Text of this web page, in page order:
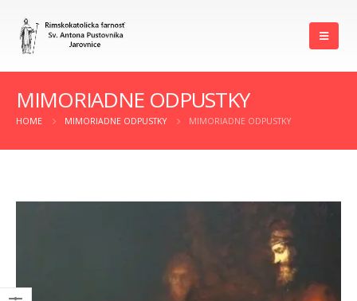
MIMORIADNE ODPUSTKY
HOME MIMORIADNE ODPUSTKY MIMORIADNE ODPUSTKY